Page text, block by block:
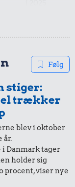
= 145,-
i 2025
= 72,-
= 29,-
i 2025
Følg
stiger:
el trækker
blev i oktober
år.
Danmark tager
holder sig
procent, viser nye